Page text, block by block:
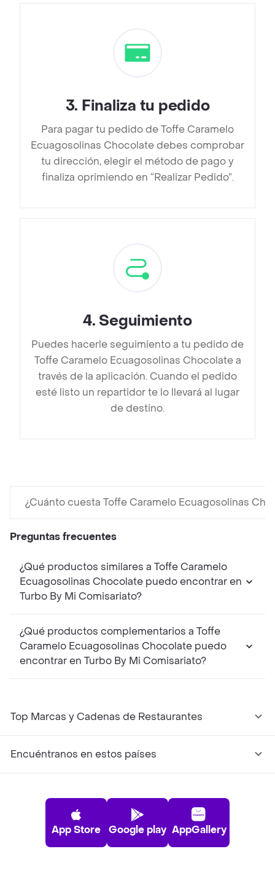
3. Finaliza tu pedido
Para pagar tu pedido de Toffe Caramelo
Ecuagosolinas Chocolate debes comprobar
tu dirección, elegir el método de pago y
finaliza oprimiendo en “Realizar Pedido”.
4. Seguimiento
Puedes hacerle seguimiento a tu pedido de
Toffe Caramelo Ecuagosolinas Chocolate a
través de la aplicación. Cuando el pedido
esté listo un repartidor te lo llevará al lugar
de destino.
¿Cuánto cuesta Toffe Caramelo Ecuagosolinas
Preguntas frecuentes
¿Qué productos similares a Toffe Caramelo
Ecuagosolinas Chocolate puedo encontrar en
Turbo By Mi Comisariato?
¿Qué productos complementarios a Toffe
Caramelo Ecuagosolinas Chocolate puedo
encontrar en Turbo By Mi Comisariato?
Top Marcas y Cadenas de Restaurantes
Encuéntranos en estos países
App Store Google play AppGallery